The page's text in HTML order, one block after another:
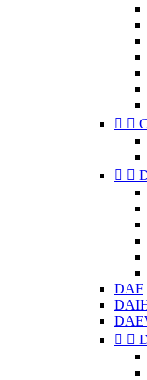
 
 
DAF
 